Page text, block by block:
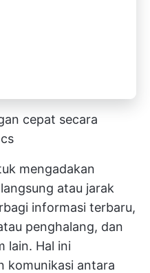
cepat secara
mengadakan
atau jarak
informasi terbaru,
penghalang, dan
lain. Hal ini
komunikasi antara